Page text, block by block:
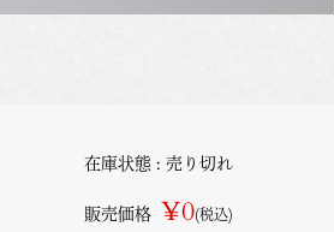
在庫状態 : 売り切れ
販売価格 ¥0(税込)